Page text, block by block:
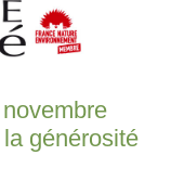
générosité